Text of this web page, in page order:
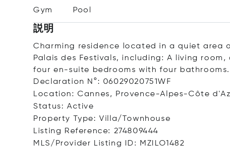
Gym Pool
説明
Charming residence located in a quiet area
Palais des Festivals, including: A living
four en-suite bedrooms with four bathrooms.
Declaration N°: 06029020751WF
Location: Cannes, Provence-Alpes-Côte
Status: Active
Property Type: Villa/Townhouse
Listing Reference: 274809444
MLS/Provider Listing ID: MZILO1482